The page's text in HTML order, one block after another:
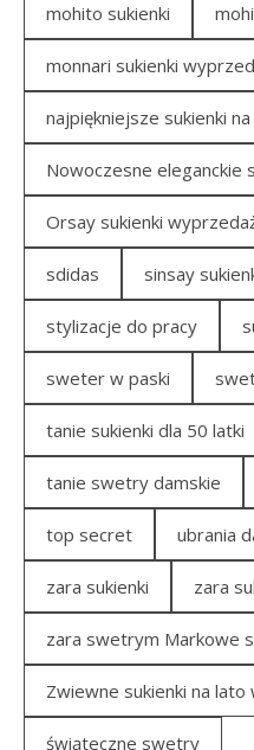
mohito sukienki
monnari sukienki
najpiękniejsze sukienki
Nowoczesne eleganckie
Orsay sukienki
sdidas sinsay
stylizacje do pracy
sweter w paski
tanie sukienki dla 50 latki
tanie swetry damskie
top secret ubrania
zara sukienki zara
zara swetrym Markowe
Zwiewne sukienki na
świąteczne swetry